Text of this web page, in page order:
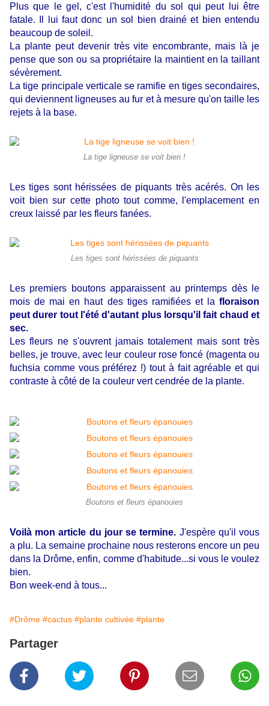
Plus que le gel, c'est l'humidité du sol qui peut lui être
fatale. Il lui faut donc un sol bien drainé et bien entendu
beaucoup de soleil.
La plante peut devenir très vite encombrante, mais là je
pense que son ou sa propriétaire la maintient en la taillant
sévèrement.
La tige principale verticale se ramifie en tiges secondaires,
qui deviennent ligneuses au fur et à mesure qu'on taille les
rejets à la base.
La tige ligneuse se voit bien !
Les tiges sont hérissées de piquants très acérés. On les
voit bien sur cette photo tout comme, l'emplacement en
creux laissé par les fleurs fanées.
Les tiges sont hérissées de piquants
Les premiers boutons apparaissent au printemps dès le
mois de mai en haut des tiges ramifiées et la floraison
peut durer tout l'été d'autant plus lorsqu'il fait chaud et
sec.
Les fleurs ne s'ouvrent jamais totalement mais sont très
belles, je trouve, avec leur couleur rose foncé (magenta ou
fuchsia comme vous préférez !) tout à fait agréable et qui
contraste à côté de la couleur vert cendrée de la plante.
Boutons et fleurs épanouies
Voilà mon article du jour se termine. J'espère qu'il vous
a plu. La semaine prochaine nous resterons encore un peu
dans la Drôme, enfin, comme d'habitude...si vous le voulez
bien.
Bon week-end à tous...
#Drôme #cactus #plante cultivée #plante
Partager